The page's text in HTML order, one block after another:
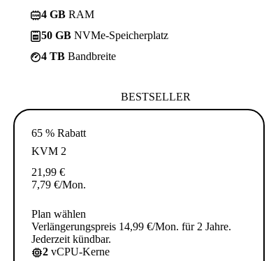
4 GB RAM
50 GB NVMe-Speicherplatz
4 TB Bandbreite
BESTSELLER
65 % Rabatt
KVM 2
21,99 €
7,79 €/Mon.
Plan wählen
Verlängerungspreis 14,99 €/Mon. für 2 Jahre.
Jederzeit kündbar.
2 vCPU-Kerne